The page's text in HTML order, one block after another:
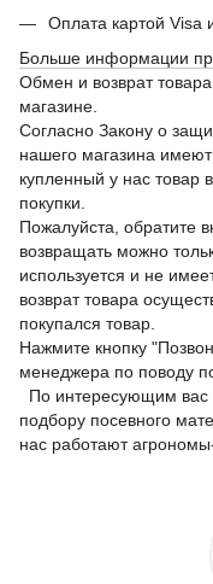
Оплата картой Visa
Больше информации
Обмен и возврат
магазине.
Согласно Закону о
нашего магазина
купленный у нас товар
покупки.
Пожалуйста, обратите
возвращать можно
используется и не
возврат товара
покупался товар.
Нажмите кнопку
менеджера по поводу
По интересующим
подбору посевного
нас работают